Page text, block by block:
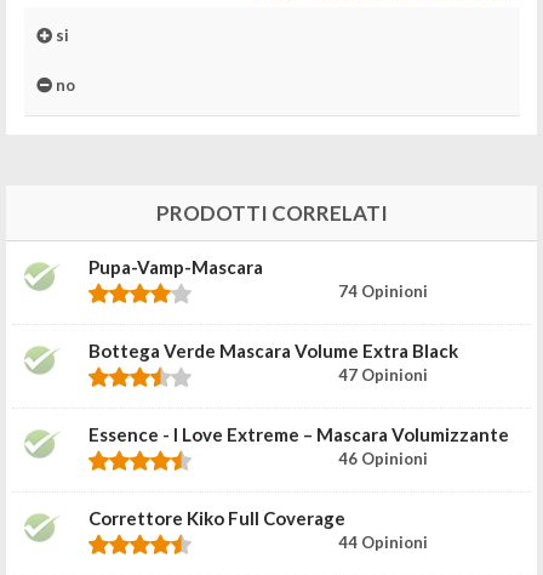
si
no
PRODOTTI CORRELATI
Pupa-Vamp-Mascara
74 Opinioni
Bottega Verde Mascara Volume Extra Black
47 Opinioni
Essence - I Love Extreme – Mascara Volumizzante
46 Opinioni
Correttore Kiko Full Coverage
44 Opinioni